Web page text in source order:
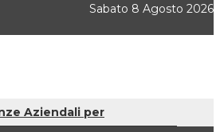
Sabato 8 Agosto 2026
Aziendali per